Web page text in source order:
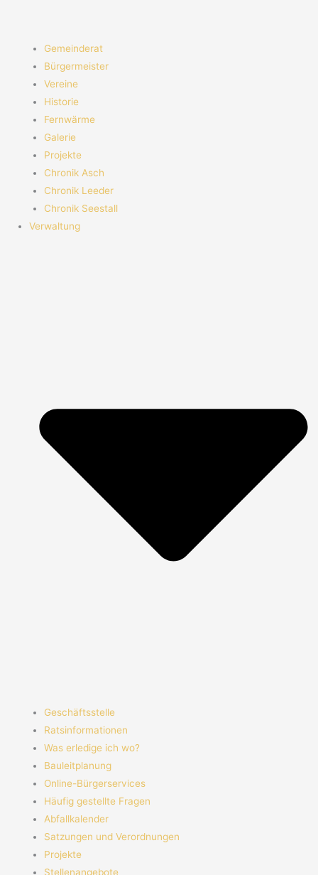
Gemeinderat
Bürgermeister
Vereine
Historie
Fernwärme
Galerie
Projekte
Chronik Asch
Chronik Leeder
Chronik Seestall
Verwaltung
Geschäftsstelle
Ratsinformationen
Was erledige ich wo?
Bauleitplanung
Online-Bürgerservices
Häufig gestellte Fragen
Abfallkalender
Satzungen und Verordnungen
Projekte
Stellenangebote